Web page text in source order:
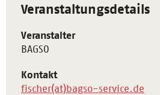
Veranstaltungsdetails
Veranstalter
BAGSO
Kontakt
fischer(at)bagso-service.de